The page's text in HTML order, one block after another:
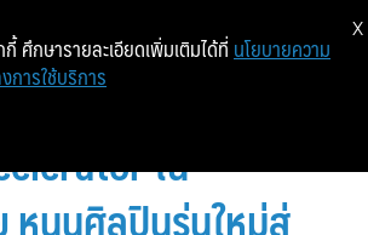
ดเปิดตัวโครงการ
ใน
หนุนศิลปินรุ่นใหม่สู่
ศึกษารายละเอียดเพิ่มเติมได้ที่ นโยบายความ
การใช้บริการ
X